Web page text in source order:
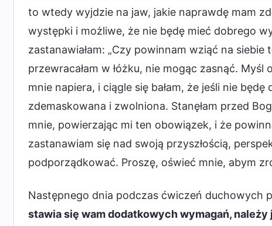
to wtedy wyjdzie na jaw, jakie naprawdę mam
występki i możliwe, że nie będę mieć dobrego
zastanawiałam: „Czy powinnam wziąć na siebie
przewracałam w łóżku, nie mogąc zasnąć.
mnie napiera, i ciągle się bałam, że jeśli nie
zdemaskowana i zwolniona. Stanęłam przed
mnie, powierzając mi ten obowiązek, i że
zastanawiam się nad swoją przyszłością,
podporządkować. Proszę, oświeć mnie, abym
Następnego dnia podczas ćwiczeń duchowych
stawia się wam dodatkowych wymagań,